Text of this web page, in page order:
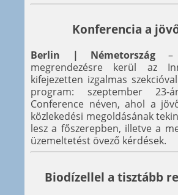
Konferencia a
Berlin | Németország –
megrendezésre kerül az
kifejezetten izgalmas
program: szeptember 23-
Conference néven, ahol a
közlekedési megoldásának
lesz a főszerepben, illetve a
üzemeltetést övező kérdések.
Biodízellel a tisztább